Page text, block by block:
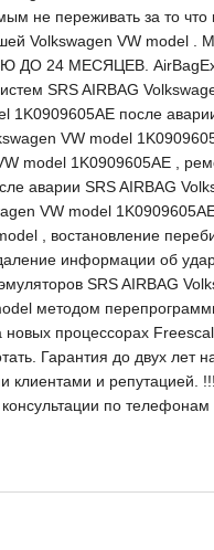
не переживать за то что
Volkswagen VW model .
ДО 24 МЕСЯЦЕВ.
SRS AIRBAG
1K0909605AE после
VW model
model 1K0909605AE ,
аварии SRS AIRBAG
VW model
, востановление
информации об
SRS AIRBAG
методом
процессорах
Гарантия до двух лет
клиентами и репутацией.
по